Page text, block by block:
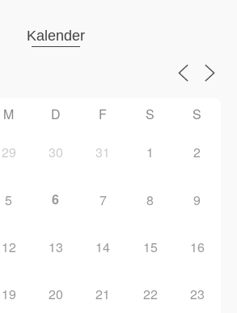
Kalender
M D F S S
29 30 31 1 2
5 6 7 8 9
12 13 14 15 16
19 20 21 22 23